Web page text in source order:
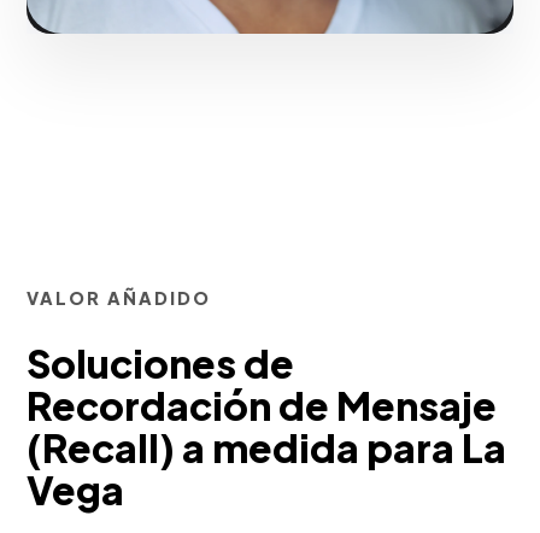
VALOR AÑADIDO
Soluciones de
Recordación de Mensaje
(Recall) a medida para La
Vega